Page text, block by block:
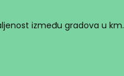
između gradova u km.